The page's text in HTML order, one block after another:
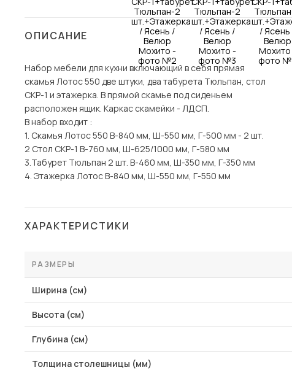
Шкафы и стеллажи
Вешалки и обувницы
Гарнитуры
ОПИСАНИЕ
Набор мебели для кухни включающий в себя прямая
скамья Лотос 550 две штуки, два табурета Тюльпан, стол
СКР-1 и этажерка. В прямой скамье под сиденьем
расположен ящик. Каркас скамейки - ЛДСП.
В набор входит :
1. Скамья Лотос 550 В-840 мм, Ш-550 мм, Г-500 мм - 2 шт.
2 Стол СКР-1 В-760 мм, Ш-625/1000 мм, Г-580 мм
3.Табурет Тюльпан 2 шт. В-460 мм, Ш-350 мм, Г-350 мм
4. Этажерка Лотос В-840 мм, Ш-550 мм, Г-550 мм
ХАРАКТЕРИСТИКИ
РАЗМЕРЫ
Ширина (см)
Высота (см)
Глубина (см)
Толщина столешницы (мм)